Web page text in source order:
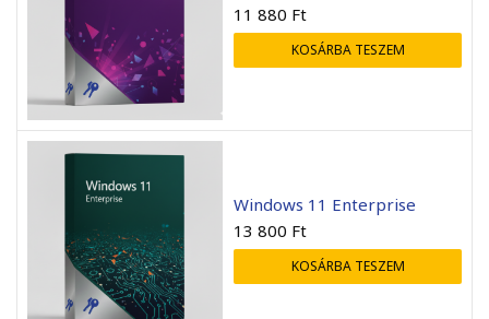
11 880 Ft
KOSÁRBA TESZEM
Windows 11 Enterprise
13 800 Ft
KOSÁRBA TESZEM